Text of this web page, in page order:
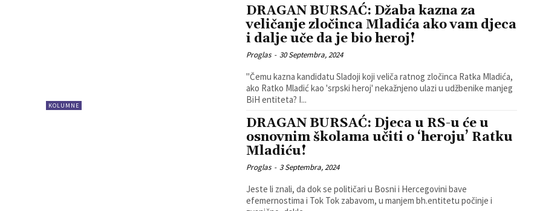
KOLUMNE
DRAGAN BURSAĆ: Džaba kazna za
veličanje zločinca Mladića ako vam djeca
i dalje uče da je bio heroj!
Proglas - 30 Septembra, 2024
"Čemu kazna kandidatu Sladoji koji veliča ratnog zločinca Ratka Mladića,
ako Ratko Mladić kao 'srpski heroj' nekažnjeno ulazi u udžbenike manjeg
BiH entiteta? I...
DRAGAN BURSAĆ: Djeca u RS-u će u
osnovnim školama učiti o ‘heroju’ Ratku
Mladiću!
Proglas - 3 Septembra, 2024
Jeste li znali, da dok se političari u Bosni i Hercegovini bave
efemernostima i Tok Tok zabavom, u manjem bh.entitetu počinje i